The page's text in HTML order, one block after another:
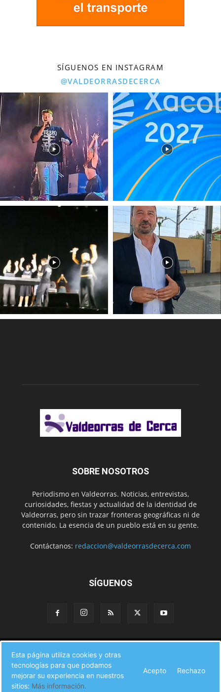
SÍGUENOS EN INSTAGRAM
@VALDEORRASDECERCA
SOBRE NOSOTROS
Periodismo en Valdeorras. Noticias, entrevistas,
curiosidades, fiestas y actualidad de la identidad de
Valdeorras, pero sin trazar fronteras geográficas ni de
contenido. La esencia de un pueblo está en su gente.
Contáctanos: redaccion@valdeorrasdecerca.com
SÍGUENOS
A pie de calle
Fiestas Eventos Cultura
CAMINO DE INVIERNO
Agenda Comercial Sucesos Contacto
© Valdeorras de Cerca 2017
Esta página utiliza cookies y otras
tecnologías para que podamos
mejorar su experiencia en nuestros
sitios: Más información.
Acepto Rechazo